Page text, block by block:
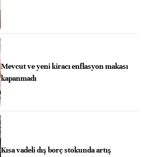
Mevcut ve yeni kiracı enflasyon makası
kapanmadı
Kısa vadeli dış borç stokunda artış